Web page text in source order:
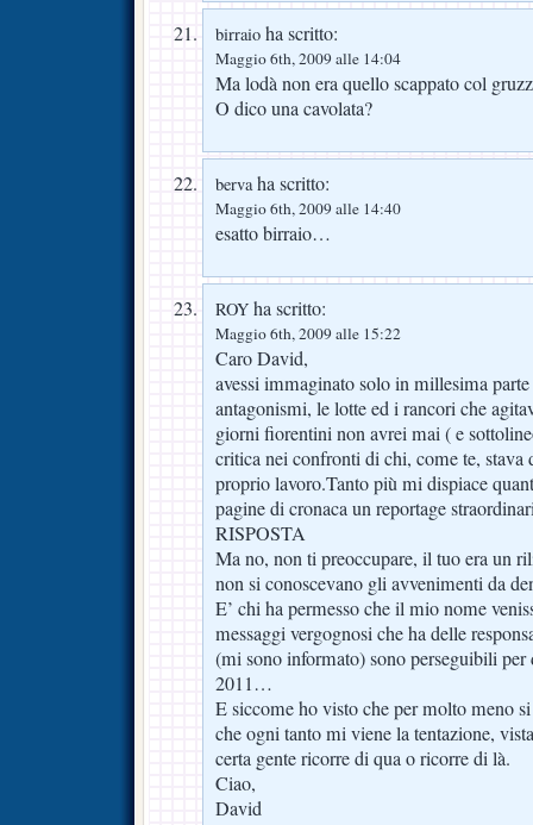
birraio ha scritto:
Maggio 6th, 2009 alle 14:04
Ma lodà non era quello scappato col
O dico una cavolata?
bervaha scritto:
Maggio 6th, 2009 alle 14:40
esatto birraio…
ROY ha scritto:
Maggio 6th, 2009 alle 15:22
Caro David,
avessi immaginato solo in millesima
antagonismi, le lotte ed i rancori che
giorni fiorentini non avrei mai ( e
critica nei confronti di chi, come te, stava
proprio lavoro.Tanto più mi dispiace
pagine di cronaca un reportage
RISPOSTA
Ma no, non ti preoccupare, il tuo era un
non si conoscevano gli avvenimenti da
E’ chi ha permesso che il mio nome
messaggi vergognosi che ha delle
(mi sono informato) sono perseguibili
2011…
E siccome ho visto che per molto meno
che ogni tanto mi viene la tentazione,
certa gente ricorre di qua o ricorre di là.
Ciao,
David